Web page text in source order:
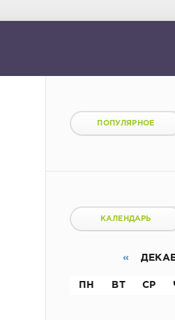
ПОПУЛЯРНОЕ
КАЛЕНДАРЬ
«
ПН ВТ СР